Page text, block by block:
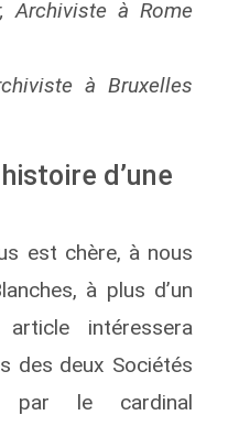
Archiviste à Rome
à Bruxelles
d’une
est chère, à nous
à plus d’un
intéressera
des deux Sociétés
par le cardinal